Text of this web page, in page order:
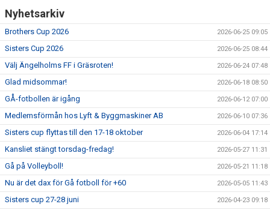
Nyhetsarkiv
Brothers Cup 2026 2026-06-25 09:05
Sisters Cup 2026 2026-06-25 08:44
Välj Ängelholms FF i Gräsroten! 2026-06-24 07:48
Glad midsommar! 2026-06-18 08:50
GÅ-fotbollen är igång 2026-06-12 07:00
Medlemsförmån hos Lyft & Byggmaskiner AB 2026-06-10 07:36
Sisters cup flyttas till den 17-18 oktober 2026-06-04 17:14
Kansliet stängt torsdag-fredag! 2026-05-27 11:31
Gå på Volleyboll! 2026-05-21 11:18
Nu är det dax för Gå fotboll för +60 2026-05-05 11:43
Sisters cup 27-28 juni 2026-04-23 09:18